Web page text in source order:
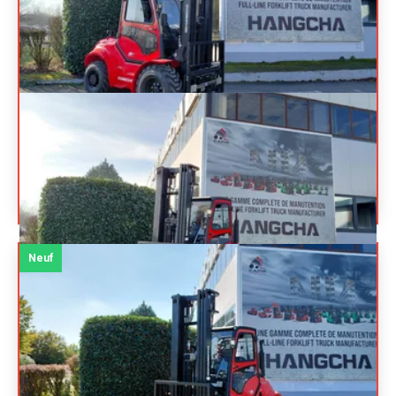
Chariot élévateur tout terrain
HANGCHA
TT35-4 (CPCD35-
XW33C-RT4)
Référence N15222
Énergie Diesel
Prix sur
demande
Neuf